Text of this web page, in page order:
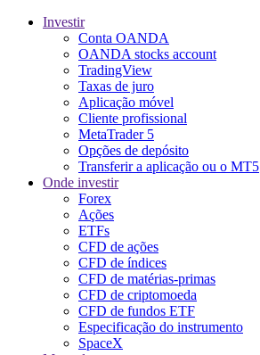
Investir
Conta OANDA
OANDA stocks account
TradingView
Taxas de juro
Aplicação móvel
Cliente profissional
MetaTrader 5
Opções de depósito
Transferir a aplicação ou o MT5
Onde investir
Forex
Ações
ETFs
CFD de ações
CFD de índices
CFD de matérias-primas
CFD de criptomoeda
CFD de fundos ETF
Especificação do instrumento
SpaceX